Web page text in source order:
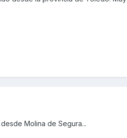
Molina de Segura...